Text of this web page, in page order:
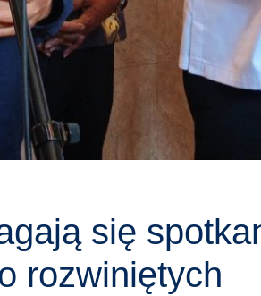
się
rozwiniętych